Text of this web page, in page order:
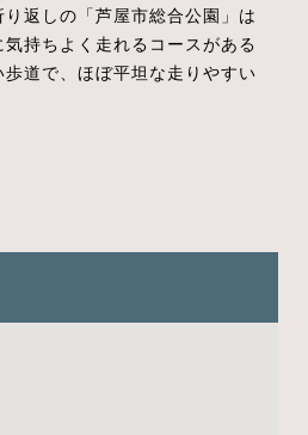
返しの「芦屋市総合公園」は
持ちよく走れるコースがある
道で、ほぼ平坦な走りやすい